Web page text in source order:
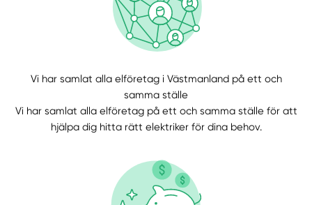
Vi har samlat alla elföretag i Västmanland på ett och
samma ställe
Vi har samlat alla elföretag på ett och samma ställe för att
hjälpa dig hitta rätt elektriker för dina behov.